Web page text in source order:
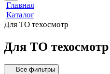
Главная
Каталог
Для ТО техосмотр
Для ТО техосмотр
Все фильтры